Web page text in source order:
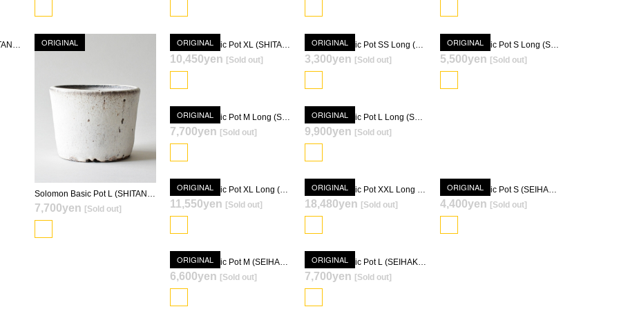
Solomon Basic Pot S (SHITAN-YU)
SOLD OUT
ORIGINAL
7,700yen [Sold out]
SOLD OUT
ORIGINAL Solomon Basic Pot XL (SHITAN-YU)
10,450yen [Sold out] SOLD OUT
ORIGINAL Solomon Basic Pot SS Long (SHITAN-YU)
3,300yen [Sold out] SOLD OUT
ORIGINAL Solomon Basic Pot S Long (SHITAN-YU)
5,500yen [Sold out]
SOLD OUT
ORIGINAL Solomon Basic Pot M Long (SHITAN-YU)
7,700yen [Sold out] SOLD OUT
ORIGINAL Solomon Basic Pot L Long (SHITAN-YU)
9,900yen [Sold out]
SOLD OUT
ORIGINAL Solomon Basic Pot XL Long (SHITAN-YU)
11,550yen [Sold out] SOLD OUT
ORIGINAL Solomon Basic Pot XXL Long (SHITAN-YU)
18,480yen [Sold out] SOLD OUT
ORIGINAL Solomon Basic Pot S (SEIHAKU-YU)
4,400yen [Sold out]
SOLD OUT
ORIGINAL Solomon Basic Pot M (SEIHAKU-YU)
6,600yen [Sold out] SOLD OUT
ORIGINAL Solomon Basic Pot L (SEIHAKU-YU)
7,700yen [Sold out]